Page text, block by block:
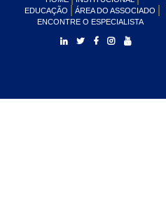
EDUCAÇÃO
ÁREA DO ASSOCIADO
ENCONTRE O ESPECIALISTA